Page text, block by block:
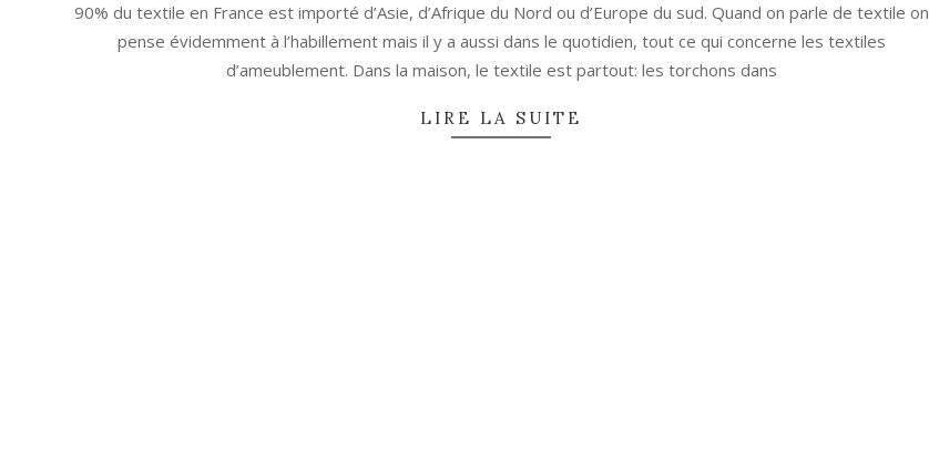
07
90% du textile en France est importé d’Asie, d’Afrique du Nord ou d’Europe du sud. Quand on parle de textile on
pense évidemment à l’habillement mais il y a aussi dans le quotidien, tout ce qui concerne les textiles
d’ameublement. Dans la maison, le textile est partout: les torchons dans
LIRE LA SUITE